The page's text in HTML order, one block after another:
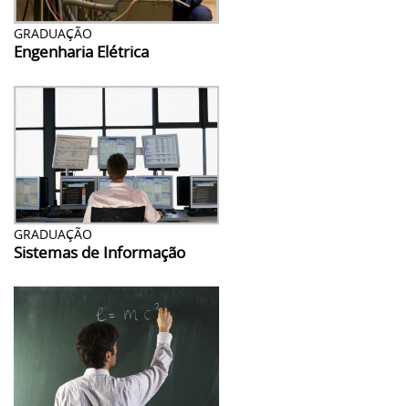
GRADUAÇÃO
Engenharia Elétrica
GRADUAÇÃO
Sistemas de Informação